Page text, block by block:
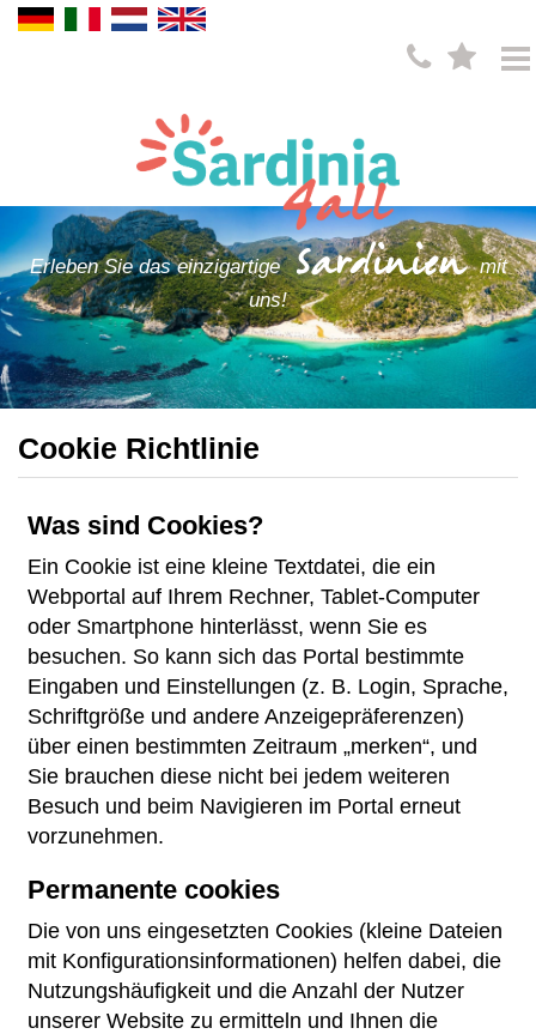
Erleben Sie das einzigartige Sardinien mit
uns!
Cookie Richtlinie
Was sind Cookies?
Ein Cookie ist eine kleine Textdatei, die ein
Webportal auf Ihrem Rechner, Tablet-Computer
oder Smartphone hinterlässt, wenn Sie es
besuchen. So kann sich das Portal bestimmte
Eingaben und Einstellungen (z. B. Login, Sprache,
Schriftgröße und andere Anzeigepräferenzen)
über einen bestimmten Zeitraum „merken“, und
Sie brauchen diese nicht bei jedem weiteren
Besuch und beim Navigieren im Portal erneut
vorzunehmen.
Permanente cookies
Die von uns eingesetzten Cookies (kleine Dateien
mit Konfigurationsinformationen) helfen dabei, die
Nutzungshäufigkeit und die Anzahl der Nutzer
unserer Website zu ermitteln und Ihnen die